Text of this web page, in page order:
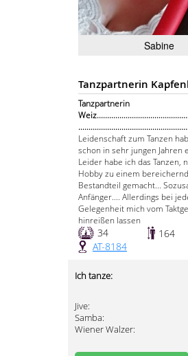
Sabine
Tanzpartnerin
Tanzpartnerin
Leidenschaft zum Tanzen
schon in sehr jungen Jahren
Leider habe ich das Tanzen,
Hobby zu einem
Bestandteil gemacht...
Anfänger.... Allerdings bei
Gelegenheit mich vom
hinreißen lassen
34
164
AT-8184
Ich tanze:
Jive:
Samba:
Wiener Walzer: